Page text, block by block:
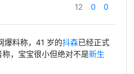
12 0 0
爆料称，41 岁的抖森已经正式
，宝宝很小但绝对不是新生